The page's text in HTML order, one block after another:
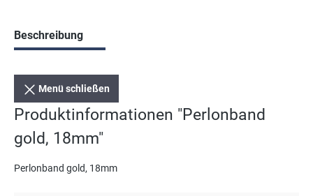
Beschreibung
Menü schließen
Produktinformationen "Perlonband
gold, 18mm"
Perlonband gold, 18mm